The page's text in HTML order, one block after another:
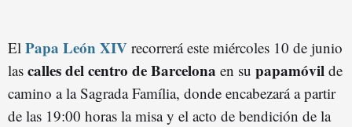
El Papa León XIV recorrerá este miércoles 10 de junio
las calles del centro de Barcelona en su papamóvil de
camino a la Sagrada Família, donde encabezará a partir
de las 19:00 horas la misa y el acto de bendición de la